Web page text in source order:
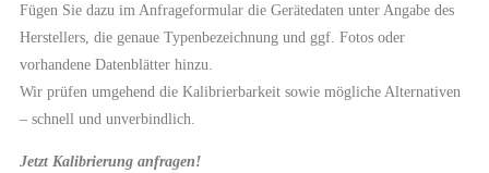
Fügen Sie dazu im Anfrageformular die Gerätedaten unter Angabe des
Herstellers, die genaue Typenbezeichnung und ggf. Fotos oder
vorhandene Datenblätter hinzu.
Wir prüfen umgehend die Kalibrierbarkeit sowie mögliche Alternativen
– schnell und unverbindlich.
Jetzt Kalibrierung anfragen!